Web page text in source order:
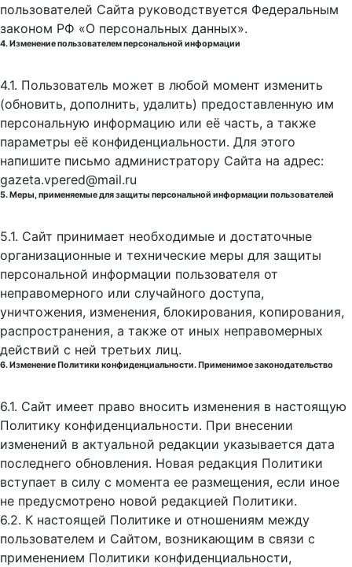
пользователей Сайта руководствуется Федеральным
законом РФ «О персональных данных».
4. Изменение пользователем персональной информации
4.1. Пользователь может в любой момент изменить
(обновить, дополнить, удалить) предоставленную им
персональную информацию или её часть, а также
параметры её конфиденциальности. Для этого
напишите письмо администратору Сайта на адрес:
gazeta.vpered@mail.ru
5. Меры, применяемые для защиты персональной информации пользователей
5.1. Сайт принимает необходимые и достаточные
организационные и технические меры для защиты
персональной информации пользователя от
неправомерного или случайного доступа,
уничтожения, изменения, блокирования, копирования,
распространения, а также от иных неправомерных
действий с ней третьих лиц.
6. Изменение Политики конфиденциальности. Применимое законодательство
6.1. Сайт имеет право вносить изменения в настоящую
Политику конфиденциальности. При внесении
изменений в актуальной редакции указывается дата
последнего обновления. Новая редакция Политики
вступает в силу с момента ее размещения, если иное
не предусмотрено новой редакцией Политики.
6.2. К настоящей Политике и отношениям между
пользователем и Сайтом, возникающим в связи с
применением Политики конфиденциальности,